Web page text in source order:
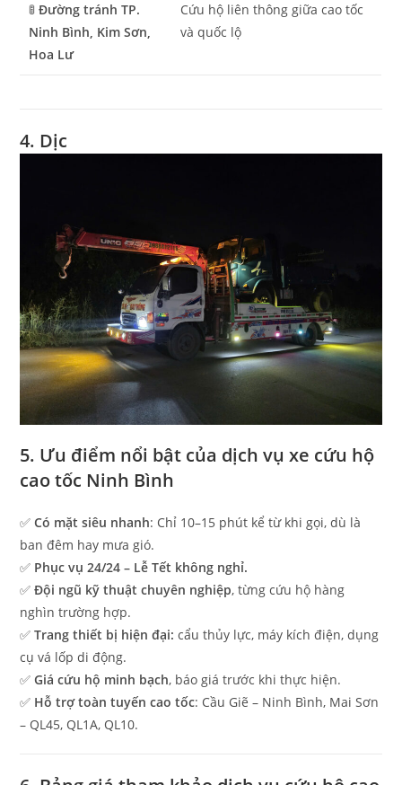
🚦Đường tránh TP.
Ninh Bình, Kim Sơn,
Hoa Lư
Cứu hộ liên thông giữa cao tốc
và quốc lộ
4. Dịc
5. Ưu điểm nổi bật của dịch vụ xe cứu hộ
cao tốc Ninh Bình
✅Có mặt siêu nhanh: Chỉ 10–15 phút kể từ khi gọi, dù là
ban đêm hay mưa gió.
✅ Phục vụ 24/24 – Lễ Tết không nghỉ.
✅Đội ngũ kỹ thuật chuyên nghiệp, từng cứu hộ hàng
nghìn trường hợp.
✅Trang thiết bị hiện đại: cẩu thủy lực, máy kích điện, dụng
cụ vá lốp di động.
✅Giá cứu hộ minh bạch, báo giá trước khi thực hiện.
✅ Hỗ trợ toàn tuyến cao tốc: Cầu Giẽ – Ninh Bình, Mai Sơn
– QL45, QL1A, QL10.